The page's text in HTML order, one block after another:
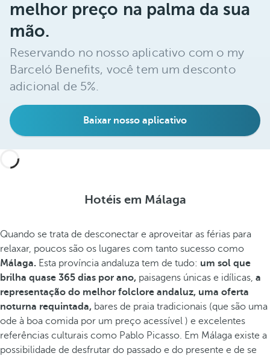
melhor preço na palma da sua
mão.
Reservando no nosso aplicativo com o my
Barceló Benefits, você tem um desconto
adicional de 5%.
Baixar nosso aplicativo
Hotéis em Málaga
Quando se trata de desconectar e aproveitar as férias para
relaxar, poucos são os lugares com tanto sucesso como
Málaga. Esta província andaluza tem de tudo: um sol que
brilha quase 365 dias por ano, paisagens únicas e idílicas, a
representação do melhor folclore andaluz, uma oferta
noturna requintada, bares de praia tradicionais (que são uma
ode à boa comida por um preço acessível ) e excelentes
referências culturais como Pablo Picasso. Em Málaga existe a
possibilidade de desfrutar do passado e do presente e de se